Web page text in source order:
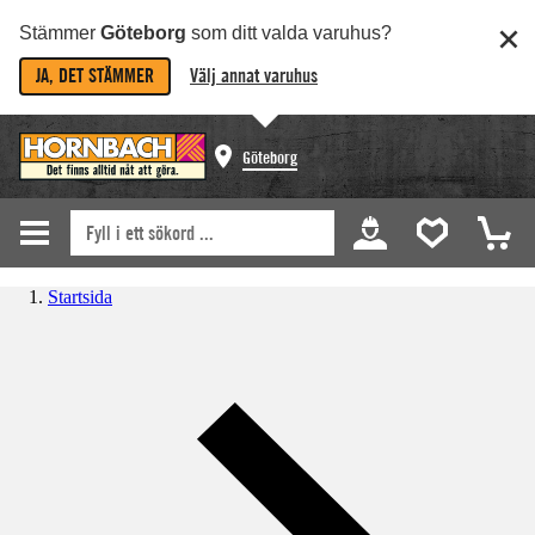
Stämmer Göteborg som ditt valda varuhus?
JA, DET STÄMMER Välj annat varuhus
Göteborg
Startsida